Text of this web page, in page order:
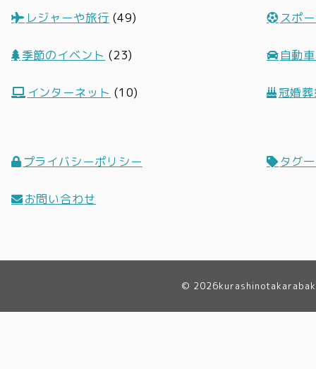
レジャーや旅行 (49) スポ
季節のイベント (23) 自動
インターネット (10) 冠婚
プライバシーポリシー タグ
お問い合わせ
© 2026